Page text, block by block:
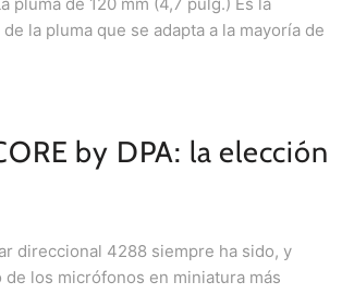
la pluma que se adapta a la mayoría de
by DPA: la elección
direccional 4288 siempre ha sido, y
de los micrófonos en miniatura más